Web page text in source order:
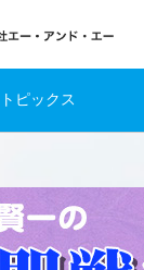
トピックス